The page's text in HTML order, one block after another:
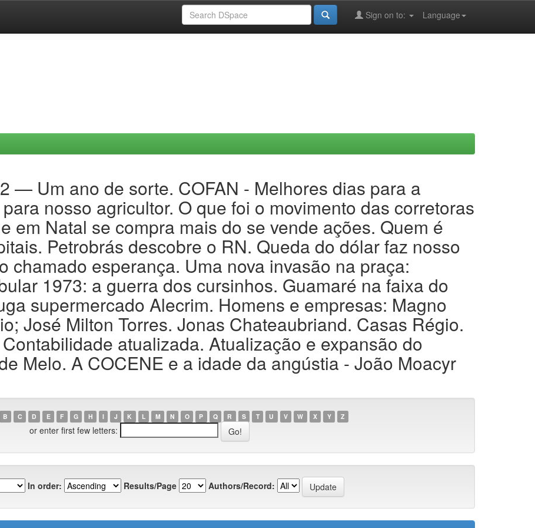
Language
Sign on to:
— Um ano de sorte. COFAN - Melhores dias para a
nosso agricultor. O que foi o movimento das corretoras
em Natal se compra mais do se vende ações. Quem é
Petrobrás descobre o RN. Queda do dólar faz nosso
chamado esperança. Uma nova invasão na praça:
1973: a guerra dos cursinhos. Guamaré na faixa do
supermercado Alecrim. Homens e empresas: Magno
José Milton Torres. Jonas Chateaubriand. Casas Régio.
atualizada. Atualização e expansão do
Melo. A COCENE e a idade da angústia - João Moacyr
B C D E F G H I J K L M N O P Q R S T U V W X Y Z
or enter first few letters:
In order: Results/Page Authors/Record: